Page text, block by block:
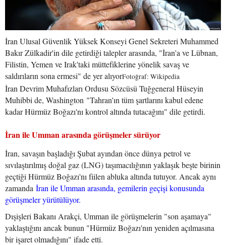
İran Ulusal Güvenlik Yüksek Konseyi Genel Sekreteri Muhammed
Bakır Zülkadir'in dile getirdiği talepler arasında, "İran'a ve Lübnan,
Filistin, Yemen ve Irak'taki müttefiklerine yönelik savaş ve
saldırıların sona ermesi" de yer alıyorFotoğraf: Wikipedia
İran Devrim Muhafızları Ordusu Sözcüsü Tuğgeneral Hüseyin
Muhibbi de, Washington "Tahran'ın tüm şartlarını kabul edene
kadar Hürmüz Boğazı'nı kontrol altında tutacağını" dile getirdi.
İran ile Umman arasında görüşmeler sürüyor
İran, savaşın başladığı Şubat ayından önce dünya petrol ve
sıvılaştırılmış doğal gaz (LNG) taşımacılığının yaklaşık beşte birinin
geçtiği Hürmüz Boğazı'nı fiilen abluka altında tutuyor. Ancak aynı
zamanda İran ile Umman arasında, gemilerin geçişi konusunda
görüşmeler yürütülüyor.
Dışişleri Bakanı Arakçi, Umman ile görüşmelerin "son aşamaya"
yaklaştığını ancak bunun "Hürmüz Boğazı'nın yeniden açılmasına
bir işaret olmadığını" ifade etti.